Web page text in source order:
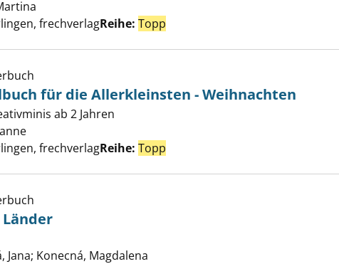
frechverlagReihe: Topp
Bastelbuch für die Allerkleinsten - Weihnachten anzeigen
für die Allerkleinsten - Weihnachten
ab 2 Jahren
frechverlagReihe: Topp
Länder anzeigen
Jana; Konecná, Magdalena